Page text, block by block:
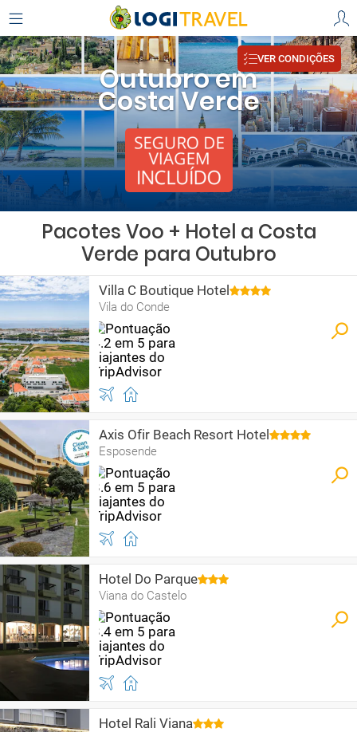
Outubro em
Costa Verde
VER CONDIÇÕES
Pacotes Voo + Hotel a Costa
Verde para Outubro
Villa C Boutique Hotel
Vila do Conde
Axis Ofir Beach Resort Hotel
Esposende
Hotel Do Parque
Viana do Castelo
Hotel Rali Viana